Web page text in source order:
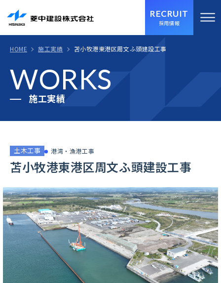
RECRUIT
採用情報
HOME 施工実績 苫小牧港東港区周文ふ頭建設工事
WORKS
施工実績
土木工事 港湾・漁港工事
苫小牧港東港区周文ふ頭建設工事